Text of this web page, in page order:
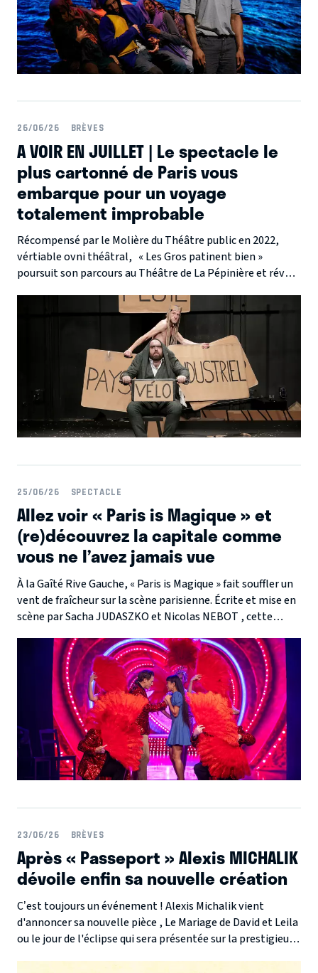
26/06/26 BRÈVES
A VOIR EN JUILLET | Le spectacle le
plus cartonné de Paris vous
embarque pour un voyage
totalement improbable
Récompensé par le Molière du Théâtre public en 2022,
vértiable ovni théâtral, « Les Gros patinent bien »
poursuit son parcours au Théâtre de La Pépinière et révèle
25/06/26 SPECTACLE
Allez voir « Paris is Magique » et
(re)découvrez la capitale comme
vous ne l’avez jamais vue
À la Gaîté Rive Gauche, « Paris is Magique » fait souffler un
vent de fraîcheur sur la scène parisienne. Écrite et mise en
scène par Sacha JUDASZKO et Nicolas NEBOT , cette
travers de la capitale pour offrir un show pétillant.
23/06/26 BRÈVES
Après « Passeport » Alexis MICHALIK
dévoile enfin sa nouvelle création
C’est toujours un événement ! Alexis Michalik vient
d'annoncer sa nouvelle pièce , Le Mariage de David et Leila
ou le jour de l'éclipse qui sera présentée sur la prestigieuse